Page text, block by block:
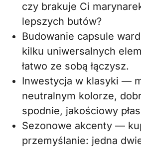
czy brakuje Ci
lepszych butów?
Budowanie capsule
kilku uniwersalnych
łatwo ze sobą łączysz.
Inwestycja w klasyki —
neutralnym kolorze,
spodnie, jakościowy
Sezonowe akcenty —
przemyślanie: jedna